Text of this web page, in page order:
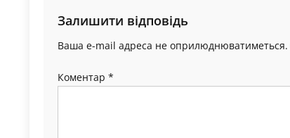
Залишити відповідь
Ваша e-mail адреса не оприлюднюватиметься.
Коментар *